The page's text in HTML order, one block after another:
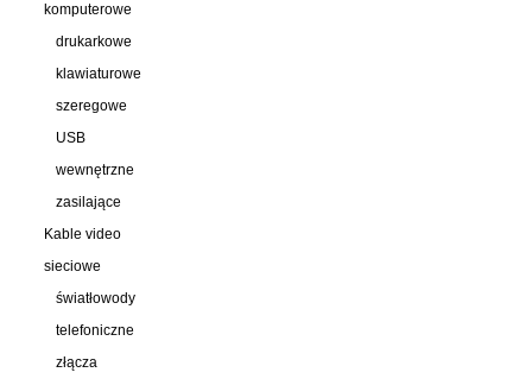
komputerowe
drukarkowe
klawiaturowe
szeregowe
USB
wewnętrzne
zasilające
Kable video
sieciowe
światłowody
telefoniczne
złącza